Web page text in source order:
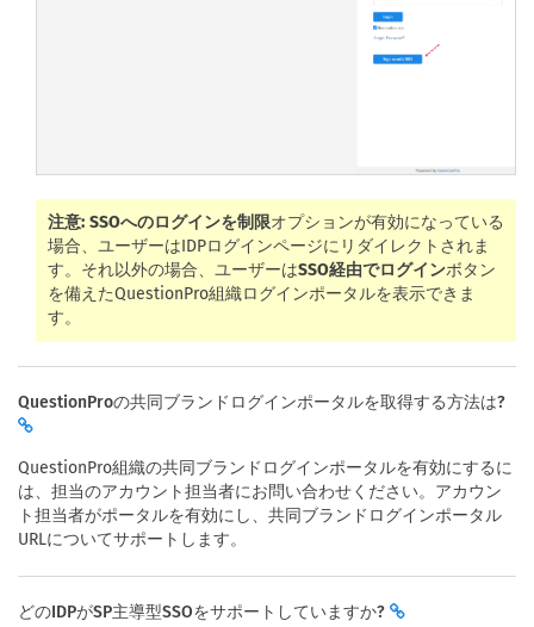
注意: SSOへのログインを制限オプションが有効になっている
場合、ユーザーはIDPログインページにリダイレクトされま
す。それ以外の場合、ユーザーはSSO経由でログインボタン
を備えたQuestionPro組織ログインポータルを表示できま
す。
QuestionProの共同ブランドログインポータルを取得する方法は?
QuestionPro組織の共同ブランドログインポータルを有効にするに
は、担当のアカウント担当者にお問い合わせください。アカウン
ト担当者がポータルを有効にし、共同ブランドログインポータル
URLについてサポートします。
どのIDPがSP主導型SSOをサポートしていますか?